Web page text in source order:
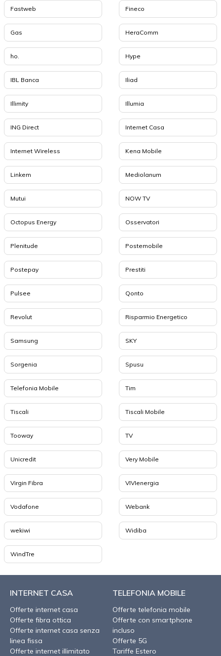
Fastweb Fineco
Gas HeraComm
ho. Hype
IBL Banca Iliad
Illimity Illumia
ING Direct Internet Casa
Internet Wireless Kena Mobile
Linkem Mediolanum
Mutui NOW TV
Octopus Energy Osservatori
Plenitude Postemobile
Postepay Prestiti
Pulsee Qonto
Revolut Risparmio Energetico
Samsung SKY
Sorgenia Spusu
Telefonia Mobile Tim
Tiscali Tiscali Mobile
Tooway TV
Unicredit Very Mobile
Virgin Fibra VIVIenergia
Vodafone Webank
wekiwi Widiba
WindTre
INTERNET CASA
Offerte internet casa
Offerte fibra ottica
Offerte internet casa senza
linea fissa
Offerte internet illimitato
TELEFONIA MOBILE
Offerte telefonia mobile
Offerte con smartphone
incluso
Offerte 5G
Tariffe Estero